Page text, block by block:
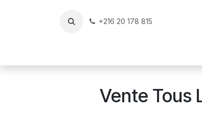
+216 20 178 815
Vente Tous